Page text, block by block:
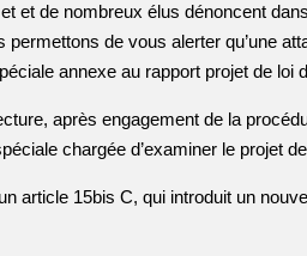
et de nombreux élus dénoncent
de vous alerter qu’une
annexe au rapport projet de loi
après engagement de la
chargée d’examiner le projet
article 15bis C, qui introduit un